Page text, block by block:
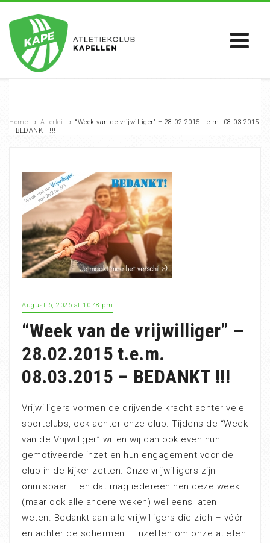
Home › Allerlei › “Week van de vrijwilliger” – 28.02.2015 t.e.m. 08.03.2015
– BEDANKT !!!
August 6, 2026 at 10:48 pm
“Week van de vrijwilliger” –
28.02.2015 t.e.m.
08.03.2015 – BEDANKT !!!
Vrijwilligers vormen de drijvende kracht achter vele
sportclubs, ook achter onze club. Tijdens de “Week
van de Vrijwilliger” willen wij dan ook even hun
gemotiveerde inzet en hun engagement voor de
club in de kijker zetten. Onze vrijwilligers zijn
onmisbaar … en dat mag iedereen hen deze week
(maar ook alle andere weken) wel eens laten
weten. Bedankt aan alle vrijwilligers die zich – vóór
en achter de schermen – inzetten om onze atleten